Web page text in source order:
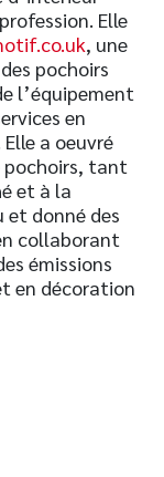
Elle
, une
pochoirs
l’équipement
en
a oeuvré
pochoirs, tant
et à la
et donné des
collaborant
émissions
en décoration